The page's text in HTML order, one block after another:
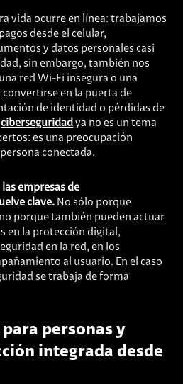
vida ocurre en línea: trabajamos
desde el celular,
y datos personales casi
sin embargo, también nos
red Wi-Fi insegura o una
en la puerta de
de identidad o pérdidas de
ciberseguridadya no es un tema
es una preocupación
conectada.
empresas de
clave. No sólo porque
porque también pueden actuar
en la protección digital,
en la red, en los
al usuario. En el caso
se trabaja de forma
personas y
integrada desde